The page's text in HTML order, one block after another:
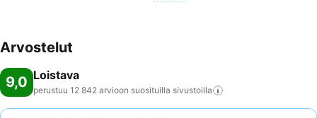
Arvostelut
9,0 Loistava
perustuu 12 842 arvioon suosituilla sivustoilla